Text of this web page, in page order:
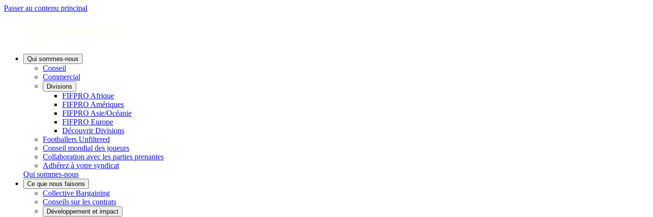
Passer au contenu principal
Qui sommes-nous
Conseil
Commercial
Divisions
FIFPRO Afrique
FIFPRO Amériques
FIFPRO Asie/Océanie
FIFPRO Europe
Découvrir Divisions
Footballers Unfiltered
Conseil mondial des joueurs
Collaboration avec les parties prenantes
Adhérez à votre syndicat
Qui sommes-nous
Ce que nous faisons
Collective Bargaining
Conseils sur les contrats
Développement et impact